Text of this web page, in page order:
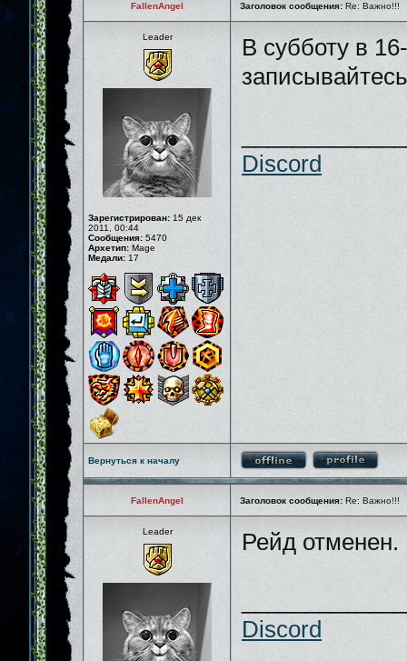
FallenAngel Заголовок сообщения: Re: Важно!!!
Leader
Зарегистрирован: 15 дек
2011, 00:44
Сообщения: 5470
Архетип: Mage
Медали: 17
В субботу в
Discord
Вернуться к началу
FallenAngel Заголовок сообщения: Re: Важно!!!
Leader Рейд отменен.
Discord